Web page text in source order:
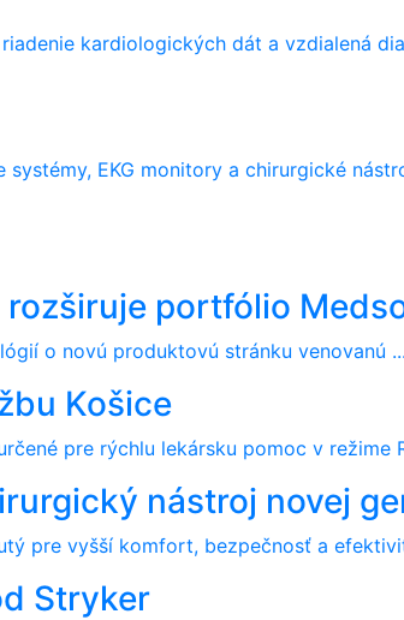
kardiologických dát a vzdialená
EKG monitory a chirurgické
portfólio
o novú produktovú stránku venovanú
Košice
pre rýchlu lekársku pomoc v režime
nástroj novej
pre vyšší komfort, bezpečnosť a
Stryker